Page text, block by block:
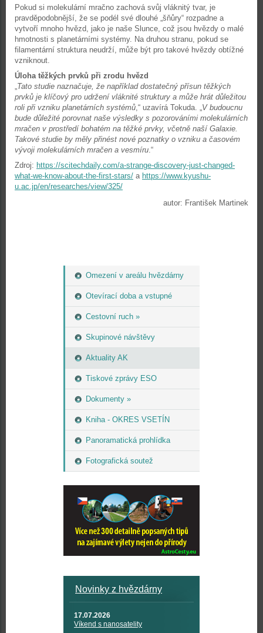
Omezení v areálu hvězdárny
Otevírací doba a vstupné
Cestovní ruch »
Skupinové návštěvy
Aktuality AK
Tiskové zprávy ESO
Dokumenty »
Kniha - OKRES VSETÍN
Panoramatická prohlídka
Fotografická soutež
Novinky z hvězdárny
17.07.2026
Víkend s nanosatelity
Pokud si molekulární mračno zachová svůj vláknitý tvar, je
pravděpodobnější, že se podél své dlouhé „šňůry“ rozpadne a
vytvoří mnoho hvězd, jako je naše Slunce, což jsou hvězdy o malé
hmotnosti s planetárními systémy. Na druhou stranu, pokud se
filamentární struktura neudrží, může být pro takové hvězdy obtížné
vzniknout.
Úloha těžkých prvků při zrodu hvězd
„Tato studie naznačuje, že například dostatečný přísun těžkých
prvků je klíčový pro udržení vláknité struktury a může hrát důležitou
roli při vzniku planetárních systémů,“ uzavírá Tokuda. „V budoucnu
bude důležité porovnat naše výsledky s pozorováními molekulárních
mračen v prostředí bohatém na těžké prvky, včetně naší Galaxie.
Takové studie by měly přinést nové poznatky o vzniku a časovém
vývoji molekulárních mračen a vesmíru.“
Zdroj: https://scitechdaily.com/a-strange-discovery-just-changed-
what-we-know-about-the-first-stars/ a https://www.kyushu-
u.ac.jp/en/researches/view/325/
autor: František Martinek